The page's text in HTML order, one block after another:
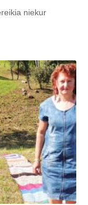
niekur